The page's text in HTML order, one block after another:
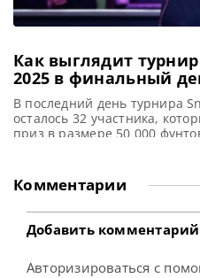
Как выглядит
2025 в финальный
В последний день турнира
осталось 32 участника,
приз в размере 50 000
Блэкпуле осталось только
этого быстрого
Комментарии
Добавить комментарий
Авторизироваться с